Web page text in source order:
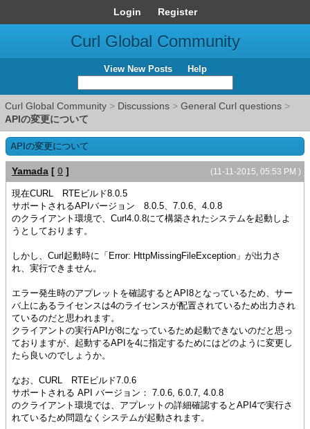
Login Register
Curl Global Community
View New Posts Help
Curl Global Community > Discussions > General Curl questions >
APIの変更について
APIの変更について
(11-11-2015, 05:53 PM )
Yamada [ 0 ]
現在CURL RTEビルド8.0.5
サポートされるAPIバージョン 8.0.5、7.0.6、4.0.8
のクライアント環境で、Curl4.0.8にて構築されたシステムを起動しよ
うとしております。
しかし、Curl起動時に「Error: HttpMissingFileException」が出力さ
れ、実行できません。
エラー発生時のアプレットを確認するとAPI8となっているため、サー
バ上にあるライセンスは4のライセンスが配置されているため出力され
ているのだと思われます。
クライアントの実行APIが8になっているため起動できないのだと思っ
ておりますが、起動するAPIを4に指定するためにはどのように変更し
たら良いのでしょうか。
なお、CURL RTEビルド7.0.6
サポートされる API バージョン： 7.0.6, 6.0.7, 4.0.8
のクライアント環境では、アプレットの詳細確認するとAPI4で実行さ
れているため問題なくシステムが起動されます。